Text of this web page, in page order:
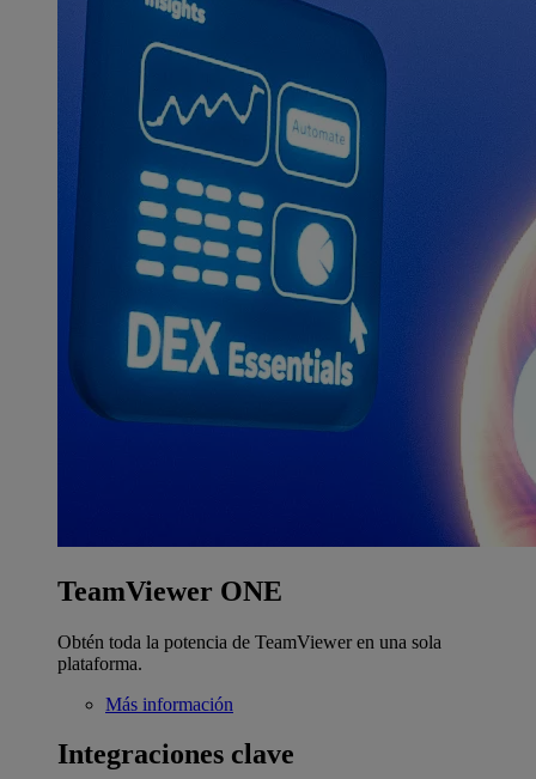
TeamViewer ONE
Obtén toda la potencia de TeamViewer en una sola
plataforma.
Más información
Integraciones clave